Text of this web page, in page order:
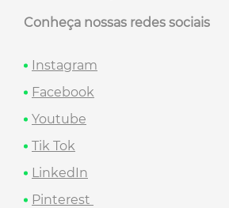
Conheça nossas redes sociais
Instagram
Facebook
Youtube
Tik Tok
LinkedIn
Pinterest